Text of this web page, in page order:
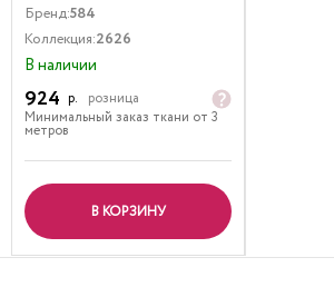
Бренд:584
Коллекция:2626
В наличии
924 р.
розница
Минимальный заказ ткани от 3
метров
В КОРЗИНУ